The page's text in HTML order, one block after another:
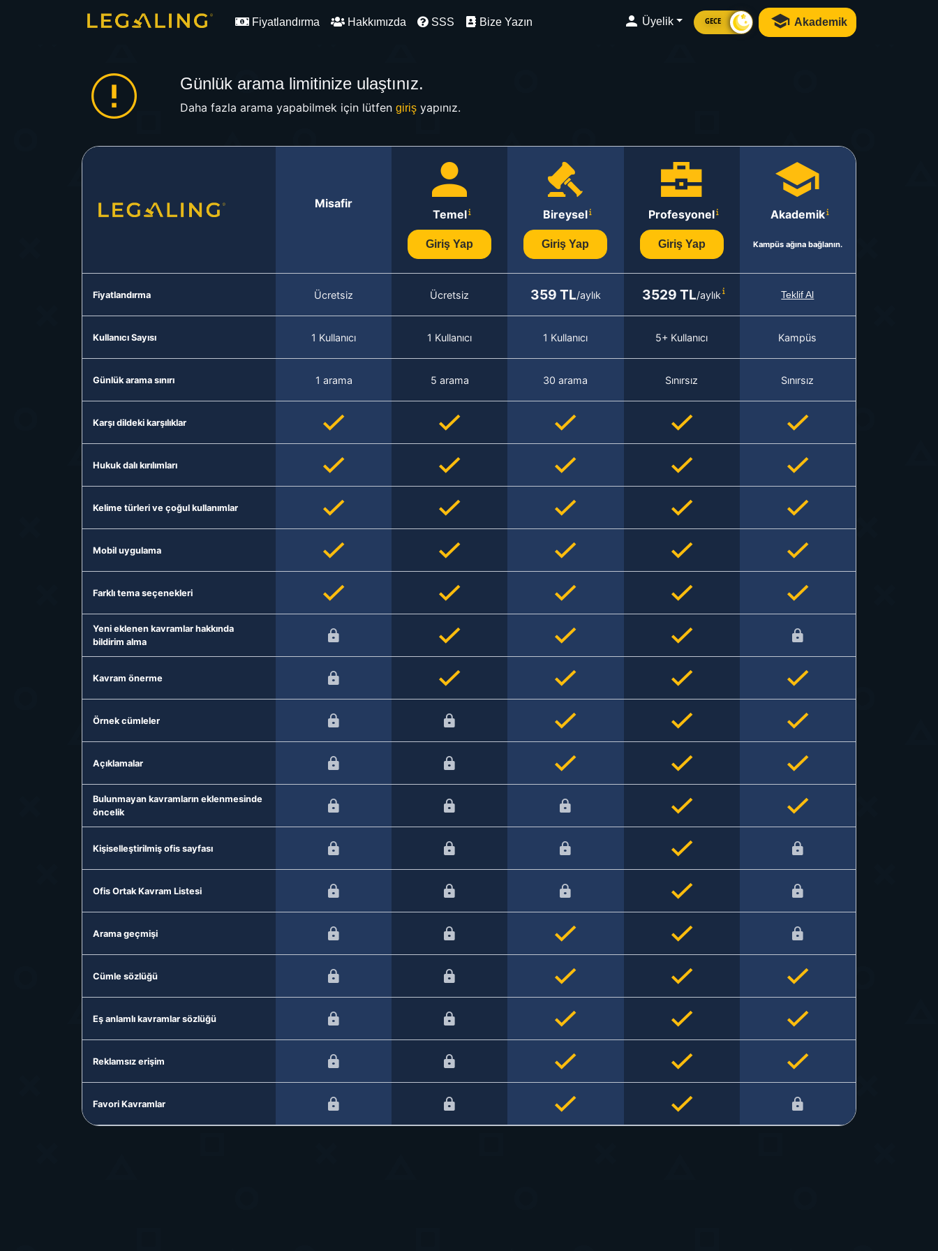
Fiyatlandırma Hakkımızda SSS Bize Yazın Üyelik GECE Akademik
Günlük arama limitinize ulaştınız.
Daha fazla arama yapabilmek için lütfen girişyapınız.
Misafir
Temel
Giriş Yap
Bireysel
Giriş Yap
Profesyonel
Giriş Yap
Akademik
Kampüs ağına bağlanın.
Fiyatlandırma Ücretsiz Ücretsiz 359 TL/aylık 3529 TL/aylık Teklif Al
Kullanıcı Sayısı 1 Kullanıcı 1 Kullanıcı 1 Kullanıcı 5+ Kullanıcı Kampüs
Günlük arama sınırı 1 arama 5 arama 30 arama Sınırsız Sınırsız
Karşı dildeki karşılıklar
Hukuk dalı kırılımları
Kelime türleri ve çoğul kullanımlar
Mobil uygulama
Farklı tema seçenekleri
Yeni eklenen kavramlar hakkında
bildirim alma
Kavram önerme
Örnek cümleler
Açıklamalar
Bulunmayan kavramların eklenmesinde
öncelik
Kişiselleştirilmiş ofis sayfası
Ofis Ortak Kavram Listesi
Arama geçmişi
Cümle sözlüğü
Eş anlamlı kavramlar sözlüğü
Reklamsız erişim
Favori Kavramlar